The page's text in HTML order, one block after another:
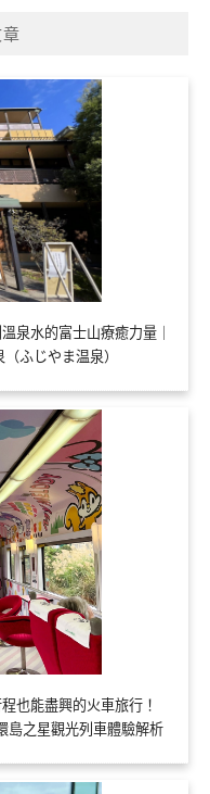
泉水的富士山療癒力量｜
ふじやま温泉）
也能盡興的火車旅行！
島之星觀光列車體驗解析